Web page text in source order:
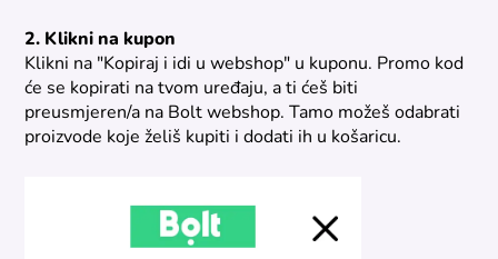
2. Klikni na kupon
Klikni na "Kopiraj i idi u webshop" u kuponu. Promo kod
će se kopirati na tvom uređaju, a ti ćeš biti
preusmjeren/a na Bolt webshop. Tamo možeš odabrati
proizvode koje želiš kupiti i dodati ih u košaricu.